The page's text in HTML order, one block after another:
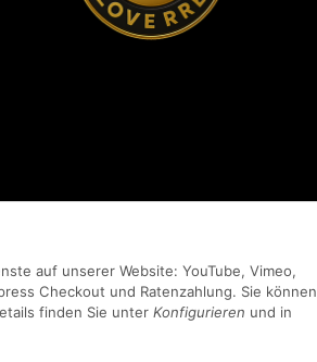
auf unserer Website: YouTube, Vimeo,
Checkout und Ratenzahlung. Sie können
finden Sie unter Konfigurieren und in
kann man nur weiter empfehlen !!!